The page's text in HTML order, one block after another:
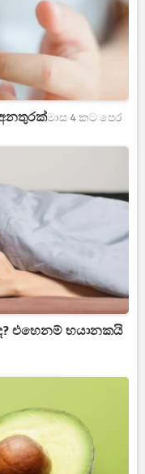
අනතුරක්මාස 4 කට පෙර
එහෙනම් භයානකයි